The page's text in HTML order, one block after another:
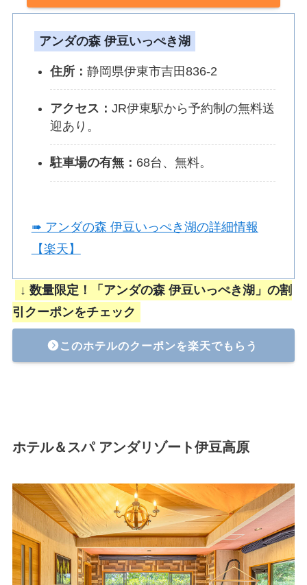
アンダの森 伊豆いっぺき湖
住所： 静岡県伊東市吉田836-2
アクセス： JR伊東駅から予約制の無料送
迎あり。
駐車場の有無： 68台、無料。
➠ アンダの森 伊豆いっぺき湖の詳細情報
【楽天】
↓ 数量限定！「アンダの森 伊豆いっぺき湖」の割
引クーポンをチェック
このホテルのクーポンを楽天でもらう
ホテル＆スパ アンダリゾート伊豆高原